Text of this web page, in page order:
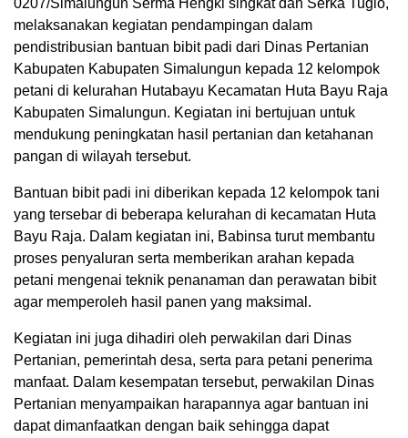
melaksanakan kegiatan pendampingan dalam
pendistribusian bantuan bibit padi dari Dinas Pertanian
Kabupaten Kabupaten Simalungun kepada 12 kelompok
petani di kelurahan Hutabayu Kecamatan Huta Bayu Raja
Kabupaten Simalungun. Kegiatan ini bertujuan untuk
mendukung peningkatan hasil pertanian dan ketahanan
pangan di wilayah tersebut.
Bantuan bibit padi ini diberikan kepada 12 kelompok tani
yang tersebar di beberapa kelurahan di kecamatan Huta
Bayu Raja. Dalam kegiatan ini, Babinsa turut membantu
proses penyaluran serta memberikan arahan kepada
petani mengenai teknik penanaman dan perawatan bibit
agar memperoleh hasil panen yang maksimal.
Kegiatan ini juga dihadiri oleh perwakilan dari Dinas
Pertanian, pemerintah desa, serta para petani penerima
manfaat. Dalam kesempatan tersebut, perwakilan Dinas
Pertanian menyampaikan harapannya agar bantuan ini
dapat dimanfaatkan dengan baik sehingga dapat